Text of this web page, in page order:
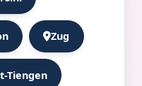
Zug
Tiengen